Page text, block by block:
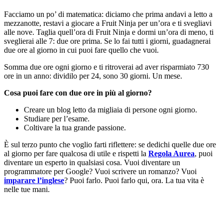
Facciamo un po’ di matematica: diciamo che prima andavi a letto a
mezzanotte, restavi a giocare a Fruit Ninja per un’ora e ti svegliavi
alle nove. Taglia quell’ora di Fruit Ninja e dormi un’ora di meno, ti
sveglierai alle 7: due ore prima. Se lo fai tutti i giorni, guadagnerai
due ore al giorno in cui puoi fare quello che vuoi.
Somma due ore ogni giorno e ti ritroverai ad aver risparmiato 730
ore in un anno: dividilo per 24, sono 30 giorni. Un mese.
Cosa puoi fare con due ore in più al giorno?
Creare un blog letto da migliaia di persone ogni giorno.
Studiare per l’esame.
Coltivare la tua grande passione.
È sul terzo punto che voglio farti riflettere: se dedichi quelle due ore
al giorno per fare qualcosa di utile e rispetti la Regola Aurea, puoi
diventare un esperto in qualsiasi cosa. Vuoi diventare un
programmatore per Google? Vuoi scrivere un romanzo? Vuoi
imparare l’inglese? Puoi farlo. Puoi farlo qui, ora. La tua vita è
nelle tue mani.